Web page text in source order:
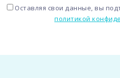
Оставляя свои данные, вы
политикой